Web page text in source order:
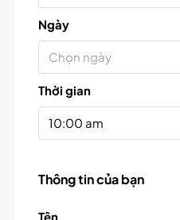
Ngày
Chọn ngày
Thời gian
10:00 am
Thông tin của bạn
Tên